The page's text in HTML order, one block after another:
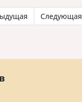
Следующая